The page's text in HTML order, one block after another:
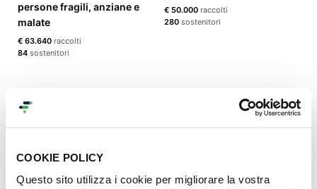
COOKIE POLICY
Questo sito utilizza i cookie per migliorare la vostra
persone fragili, anziane e
malate
€ 63.640 raccolti
84 sostenitori
€ 50.000 raccolti
280 sostenitori